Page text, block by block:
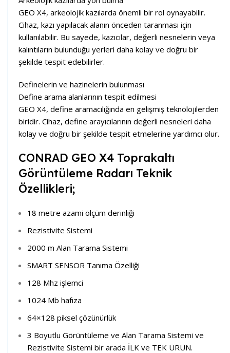
GEO X4, arkeolojik kazılarda önemli bir rol oynayabilir.
Cihaz, kazı yapılacak alanın önceden taranması için
kullanılabilir. Bu sayede, kazıcılar, değerli nesnelerin veya
kalıntıların bulunduğu yerleri daha kolay ve doğru bir
şekilde tespit edebilirler.
Definelerin ve hazinelerin bulunması
Define arama alanlarının tespit edilmesi
GEO X4, define aramacılığında en gelişmiş teknolojilerden
biridir. Cihaz, define arayıcılarının değerli nesneleri daha
kolay ve doğru bir şekilde tespit etmelerine yardımcı olur.
CONRAD GEO X4 Toprakaltı
Görüntüleme Radarı Teknik
Özellikleri;
18 metre azami ölçüm derinliği
Rezistivite Sistemi
2000 m Alan Tarama Sistemi
SMART SENSOR Tanıma Özelliği
128 Mhz işlemci
1024 Mb hafıza
64×128 piksel çözünürlük
3 Boyutlu Görüntüleme ve Alan Tarama Sistemi ve
Rezistivite Sistemi bir arada İLK ve TEK ÜRÜN.